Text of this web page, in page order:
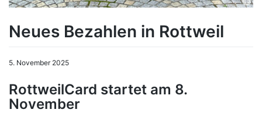
Neues Bezahlen in Rottweil
5. November 2025
RottweilCard startet am 8.
November